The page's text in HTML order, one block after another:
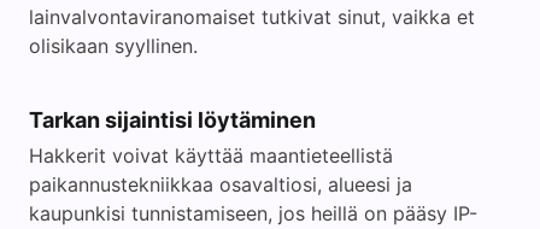
lainvalvontaviranomaiset tutkivat sinut, vaikka et
olisikaan syyllinen.
Tarkan sijaintisi löytäminen
Hakkerit voivat käyttää maantieteellistä
paikannustekniikkaa osavaltiosi, alueesi ja
kaupunkisi tunnistamiseen, jos heillä on pääsy IP-